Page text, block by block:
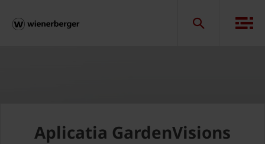
Aplicatia GardenVisions